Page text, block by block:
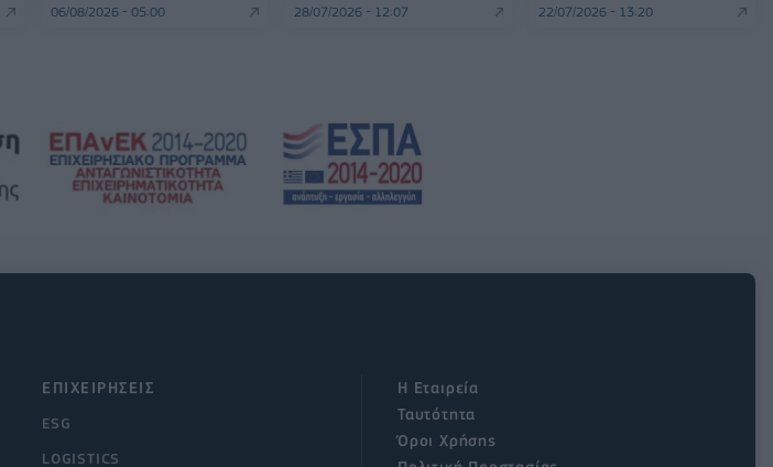
06/08/2026 - 05:00 28/07/2026 - 12:07 22/07/2026 - 13:20
ΕΠΙΧΕΙΡΗΣΕΙΣ
ESG
LOGISTICS
Η Εταιρεία
Ταυτότητα
Όροι Χρήσης